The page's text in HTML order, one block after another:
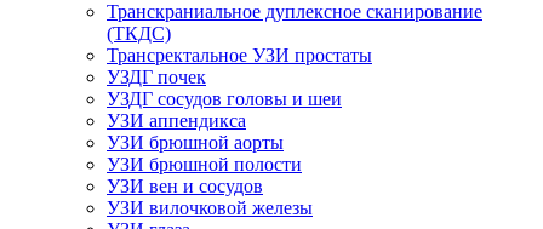
Транскраниальное дуплексное сканирование
(ТКДС)
Трансректальное УЗИ простаты
УЗДГ почек
УЗДГ сосудов головы и шеи
УЗИ аппендикса
УЗИ брюшной аорты
УЗИ брюшной полости
УЗИ вен и сосудов
УЗИ вилочковой железы